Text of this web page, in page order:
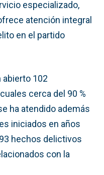
especializado,
atención integral
en el partido
abierto 102
cerca del 90 %
ha atendido además
iniciados en años
hechos delictivos
con la